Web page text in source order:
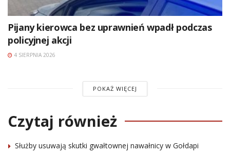
Pijany kierowca bez uprawnień wpadł podczas
policyjnej akcji
4 SIERPNIA 2026
POKAŻ WIĘCEJ
Czytaj również
Służby usuwają skutki gwałtownej nawałnicy w Gołdapi